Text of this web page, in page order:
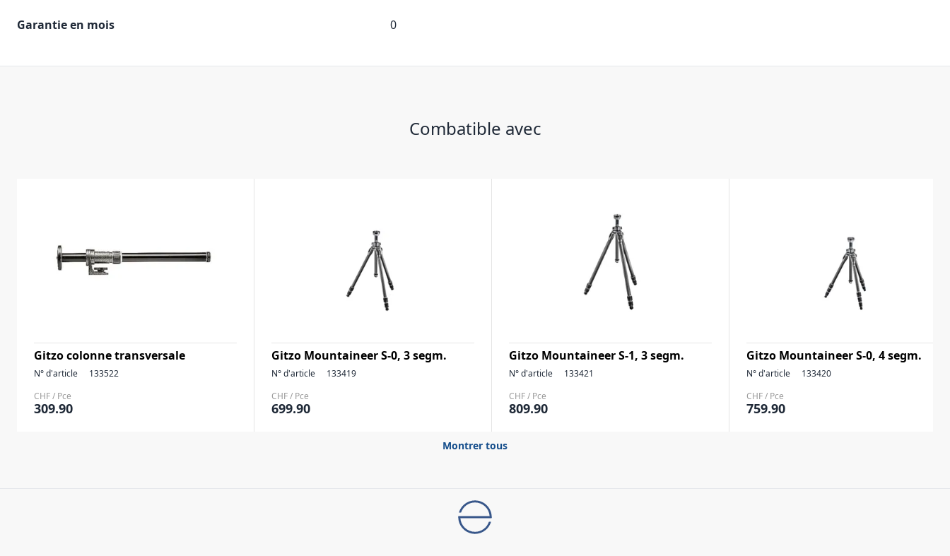
Garantie en mois 0
Combatible avec
Gitzo colonne transversale
N° d'article
133522
CHF / Pce
309.90
Gitzo Mountaineer S-0, 3 segm.
N° d'article
133419
CHF / Pce
699.90
Gitzo Mountaineer S-1, 3 segm.
N° d'article
133421
CHF / Pce
809.90
Gitzo Mountaineer S-0, 4 segm.
N° d'article
133420
CHF / Pce
759.90
Montrer tous